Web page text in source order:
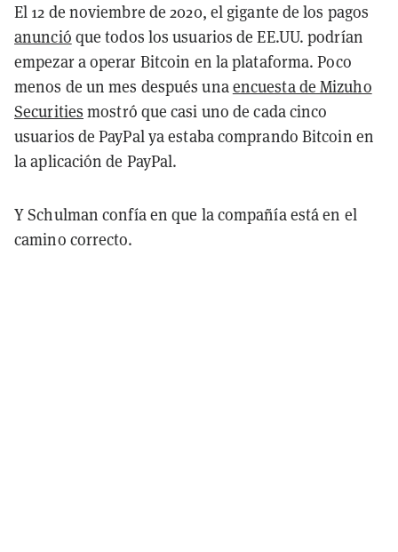
El 12 de noviembre de 2020, el gigante de los pagos
anunció que todos los usuarios de EE.UU. podrían
empezar a operar Bitcoin en la plataforma. Poco
menos de un mes después unaencuesta de Mizuho
Securities mostró que casi uno de cada cinco
usuarios de PayPal ya estaba comprando Bitcoin en
la aplicación de PayPal.
Y Schulman confía en que la compañía está en el
camino correcto.